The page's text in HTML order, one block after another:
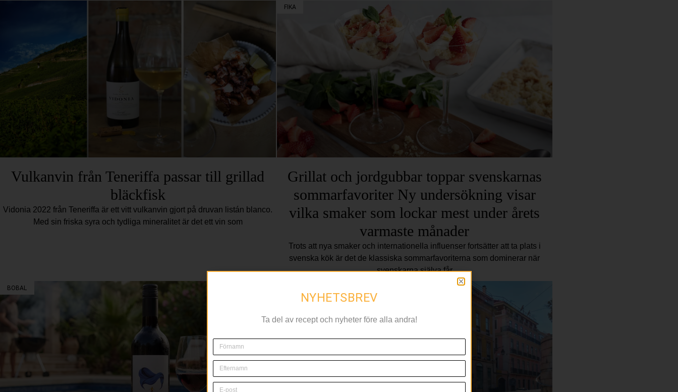
Vulkanvin från Teneriffa passar till grillad
bläckfisk
Vidonia 2022 från Teneriffa är ett vitt vulkanvin gjort på druvan listán blanco.
Med sin friska syra och tydliga mineralitet är det ett vin som
FIKA
Grillat och jordgubbar toppar svenskarnas
sommarfavoriter Ny undersökning visar
vilka smaker som lockar mest under årets
varmaste månader
Trots att nya smaker och internationella influenser fortsätter att ta plats i
svenska kök är det de klassiska sommarfavoriterna som dominerar när
svenskarna själva får
BOBAL
NYHETSBREV
Ta del av recept och nyheter före alla andra!